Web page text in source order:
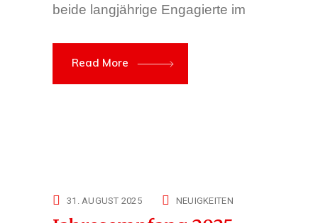
beide langjährige Engagierte im
Read More
31. AUGUST 2025 NEUIGKEITEN